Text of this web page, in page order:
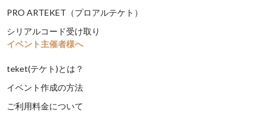
PRO ARTEKET（プロアルテケト）
シリアルコード受け取り
イベント主催者様へ
teket(テケト)とは？
イベント作成の方法
ご利用料金について